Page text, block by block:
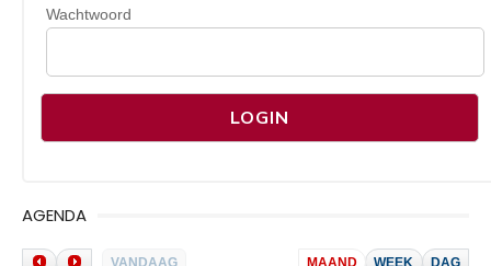
Wachtwoord
AGENDA
VANDAAG MAAND WEEK DAG